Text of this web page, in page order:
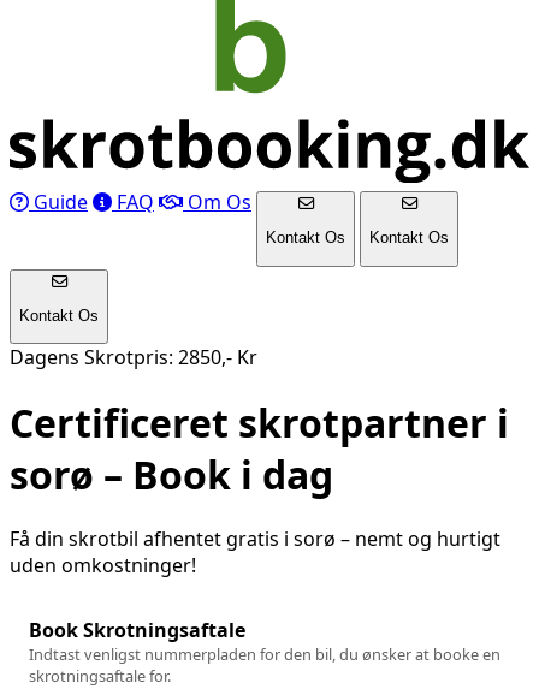
Guide FAQ Om Os
Kontakt Os Kontakt Os
Kontakt Os
Dagens Skrotpris: 2850,- Kr
Certificeret skrotpartner i
sorø – Book i dag
Få din skrotbil afhentet gratis i sorø – nemt og hurtigt
uden omkostninger!
Book Skrotningsaftale
Indtast venligst nummerpladen for den bil, du ønsker at booke en
skrotningsaftale for.